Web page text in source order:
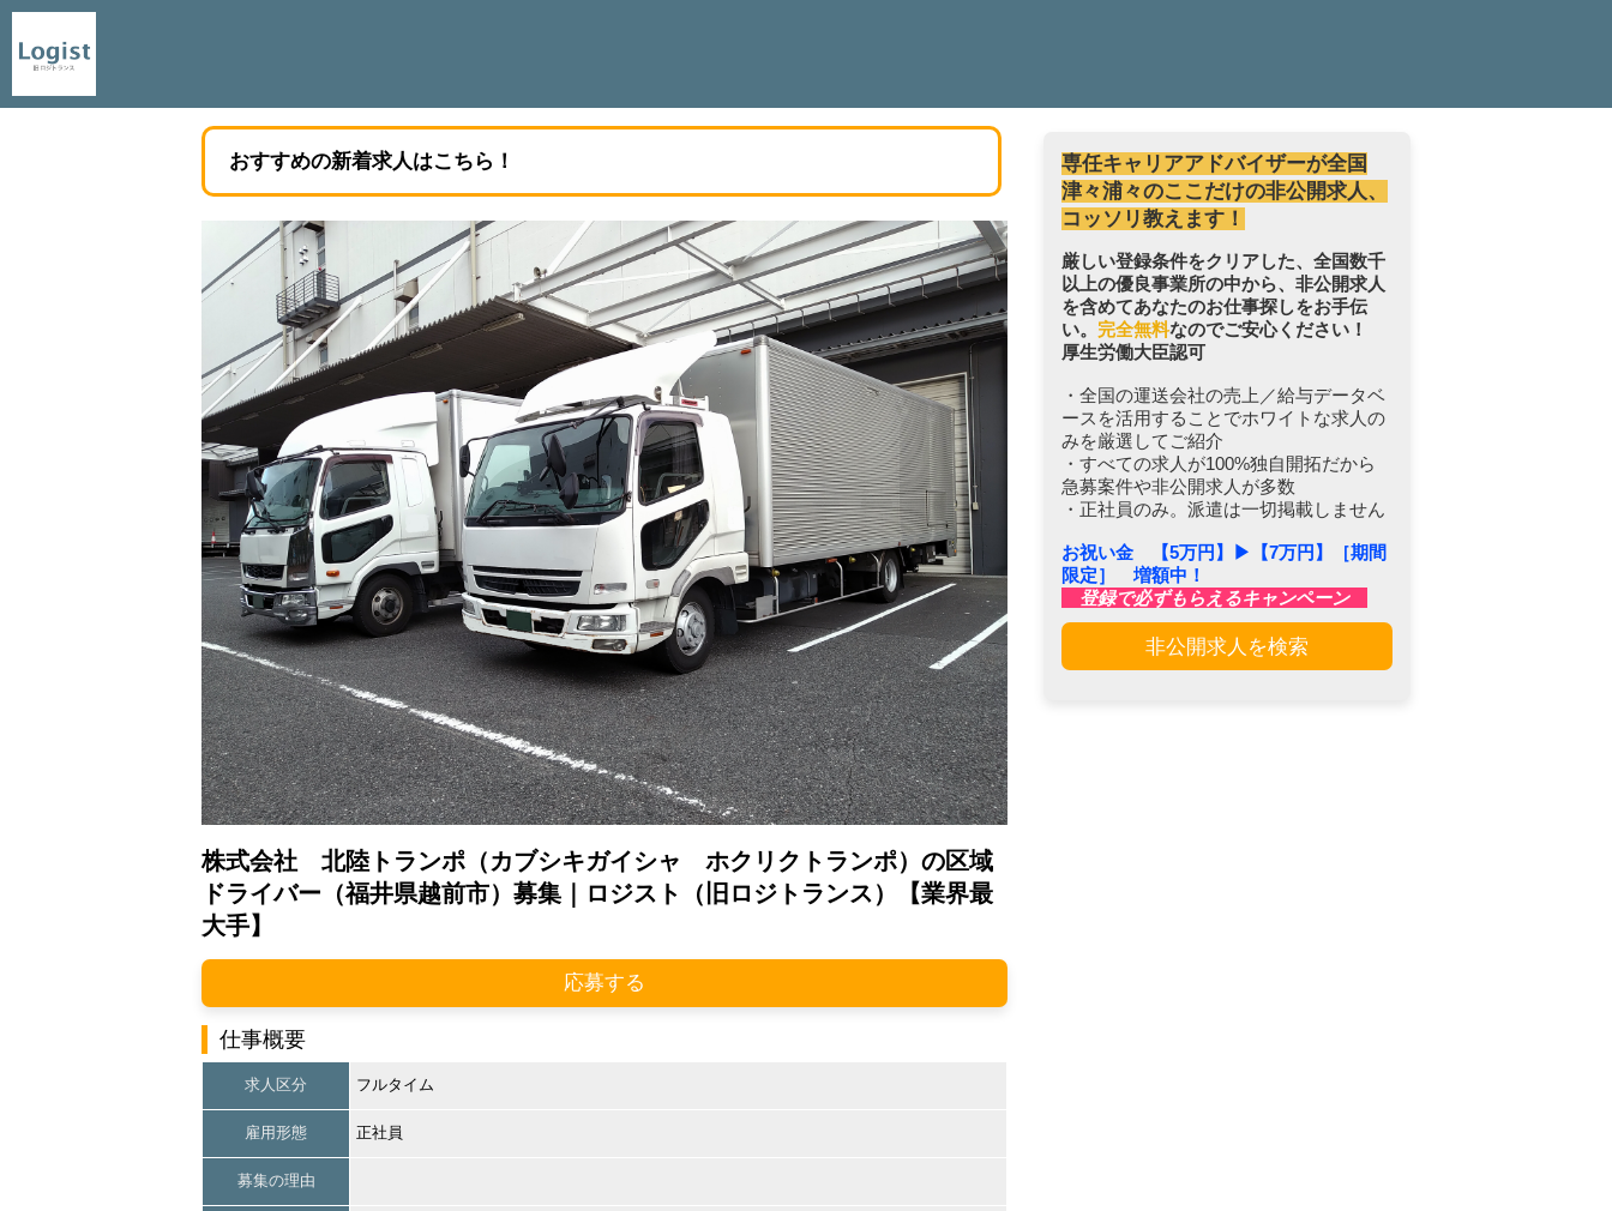
おすすめの新着求人はこちら！
株式会社 北陸トランポ（カブシキガイシャ ホクリクトランポ）の区域
ドライバー（福井県越前市）募集｜ロジスト（旧ロジトランス）【業界最
大手】
応募する
仕事概要
求人区分 フルタイム
雇用形態 正社員
募集の理由
専任キャリアアドバイザーが全国
津々浦々のここだけの非公開求人、
コッソリ教えます！
厳しい登録条件をクリアした、全国数千
以上の優良事業所の中から、非公開求人
を含めてあなたのお仕事探しをお手伝
い。 完全無料なのでご安心ください！
厚生労働大臣認可
・全国の運送会社の売上／給与データベ
ースを活用することでホワイトな求人の
みを厳選してご紹介
・すべての求人が100%独自開拓だから
急募案件や非公開求人が多数
・正社員のみ。派遣は一切掲載しません
お祝い金 【5万円】▶︎【7万円】［期間
限定］ 増額中！
登録で必ずもらえるキャンペーン
非公開求人を検索